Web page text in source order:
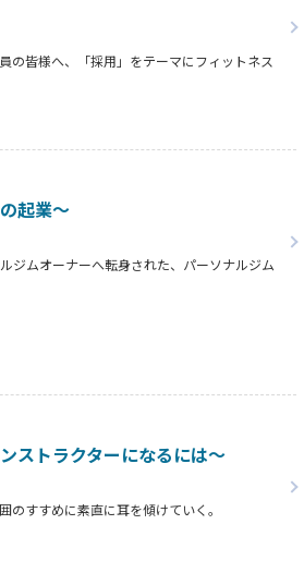
の皆様へ、「採用」をテーマにフィットネス
準、実際に採用されたスタッフの皆様からは
ネスについての魅力を語っていただきまし
起業～
ジムオーナーへ転身された、パーソナルジム
ストラクターになるには～
すすめに素直に耳を傾けていく。
に繋がっているとお話してくださったヨガ講
取られた行動とは？